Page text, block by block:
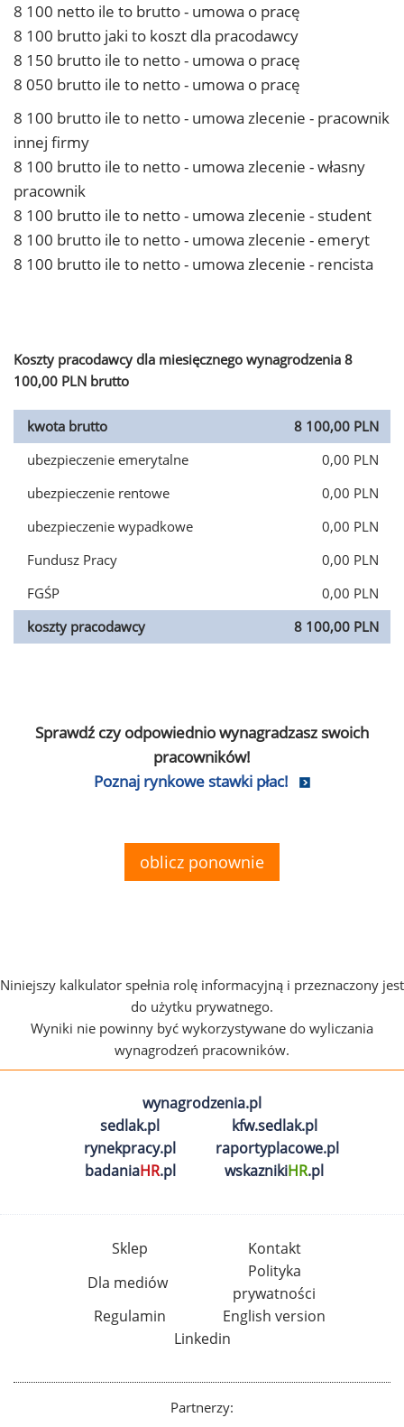
8 100 netto ile to brutto - umowa o pracę
8 100 brutto jaki to koszt dla pracodawcy
8 150 brutto ile to netto - umowa o pracę
8 050 brutto ile to netto - umowa o pracę
8 100 brutto ile to netto - umowa zlecenie - pracownik
innej firmy
8 100 brutto ile to netto - umowa zlecenie - własny
pracownik
8 100 brutto ile to netto - umowa zlecenie - student
8 100 brutto ile to netto - umowa zlecenie - emeryt
8 100 brutto ile to netto - umowa zlecenie - rencista
Koszty pracodawcy dla miesięcznego wynagrodzenia 8
100,00 PLN brutto
kwota brutto
8 100,00 PLN
ubezpieczenie emerytalne
0,00 PLN
ubezpieczenie rentowe
0,00 PLN
ubezpieczenie wypadkowe
0,00 PLN
Fundusz Pracy
0,00 PLN
FGŚP
0,00 PLN
koszty pracodawcy
8 100,00 PLN
Sprawdź czy odpowiednio wynagradzasz swoich
pracowników!
Poznaj rynkowe stawki płac!
oblicz ponownie
Niniejszy kalkulator spełnia rolę informacyjną i przeznaczony jest
do użytku prywatnego.
Wyniki nie powinny być wykorzystywane do wyliczania
wynagrodzeń pracowników.
wynagrodzenia.pl
sedlak.pl
kfw.sedlak.pl
rynekpracy.pl
raportyplacowe.pl
badaniaHR.pl wskaznikiHR.pl
Sklep
Kontakt
Dla mediów
Polityka
prywatności
Regulamin
English version
Linkedin
Partnerzy: